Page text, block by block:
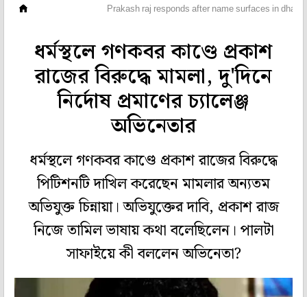
Prakash raj responds after name surfaces in
ধর্মস্থলে গণকবর কাণ্ডে প্রকাশ
রাজের বিরুদ্ধে মামলা, দু'দিনে
নির্দোষ প্রমাণের চ্যালেঞ্জ
অভিনেতার
ধর্মস্থলে গণকবর কাণ্ডে প্রকাশ রাজের বিরুদ্ধে
পিটিশনটি দাখিল করেছেন মামলার অন্যতম
অভিযুক্ত চিন্নায়া। অভিযুক্তের দাবি, প্রকাশ রাজ
নিজে তামিল ভাষায় কথা বলেছিলেন। পালটা
সাফাইয়ে কী বললেন অভিনেতা?